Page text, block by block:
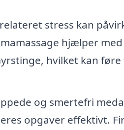
stress kan
hjælper
hvilket kan
og smertefri
opgaver effektivt.